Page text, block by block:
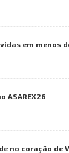
em menos
ASAREX26
no coração de